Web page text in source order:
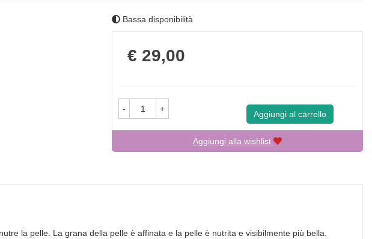
Bassa disponibilità
Prezzo
€ 29,00
- +
Aggiungi al carrello
Aggiungi alla wishlist
la pelle. La grana della pelle è affinata e la pelle è nutrita e visibilmente più bella.